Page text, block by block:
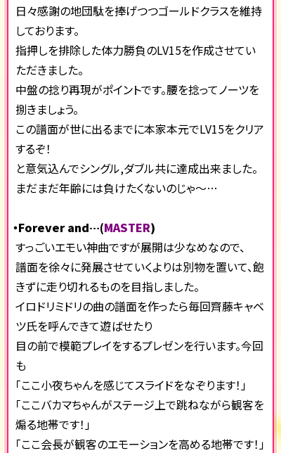
日々感謝の地団駄を捧げつつゴールドクラスを維持
しております。
指押しを排除した体力勝負のLV15を作成させてい
ただきました。
中盤の捻り再現がポイントです。腰を捻ってノーツを
捌きましょう。
この譜面が世に出るまでに本家本元でLV15をクリア
するぞ！
と意気込んでシングル,ダブル共に達成出来ました。
まだまだ年齢には負けたくないのじゃ～…
・Forever and…(MASTER)
すっごいエモい神曲ですが展開は少なめなので、
譜面を徐々に発展させていくよりは別物を置いて、飽
きずに走り切れるものを目指しました。
イロドリミドリの曲の譜面を作ったら毎回齊藤キャベ
ツ氏を呼んできて遊ばせたり
目の前で模範プレイをするプレゼンを行います。今回
も
「ここ小夜ちゃんを感じてスライドをなぞります！」
「ここバカマちゃんがステージ上で跳ねながら観客を
煽る地帯です！」
「ここ会長が観客のエモーションを高める地帯です！」